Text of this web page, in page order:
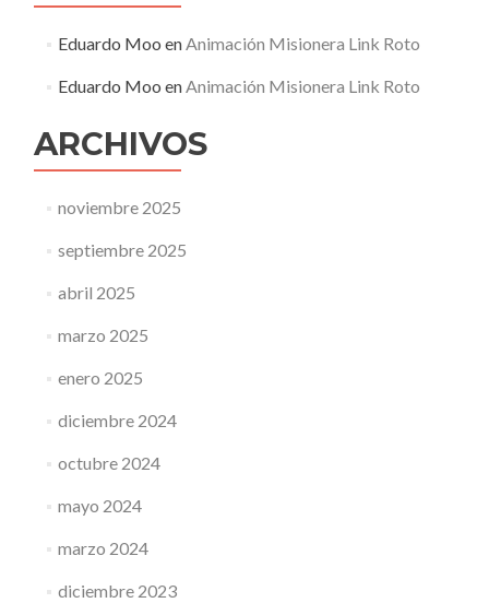
Eduardo Moo enAnimación Misionera Link Roto
Eduardo Moo enAnimación Misionera Link Roto
ARCHIVOS
noviembre 2025
septiembre 2025
abril 2025
marzo 2025
enero 2025
diciembre 2024
octubre 2024
mayo 2024
marzo 2024
diciembre 2023